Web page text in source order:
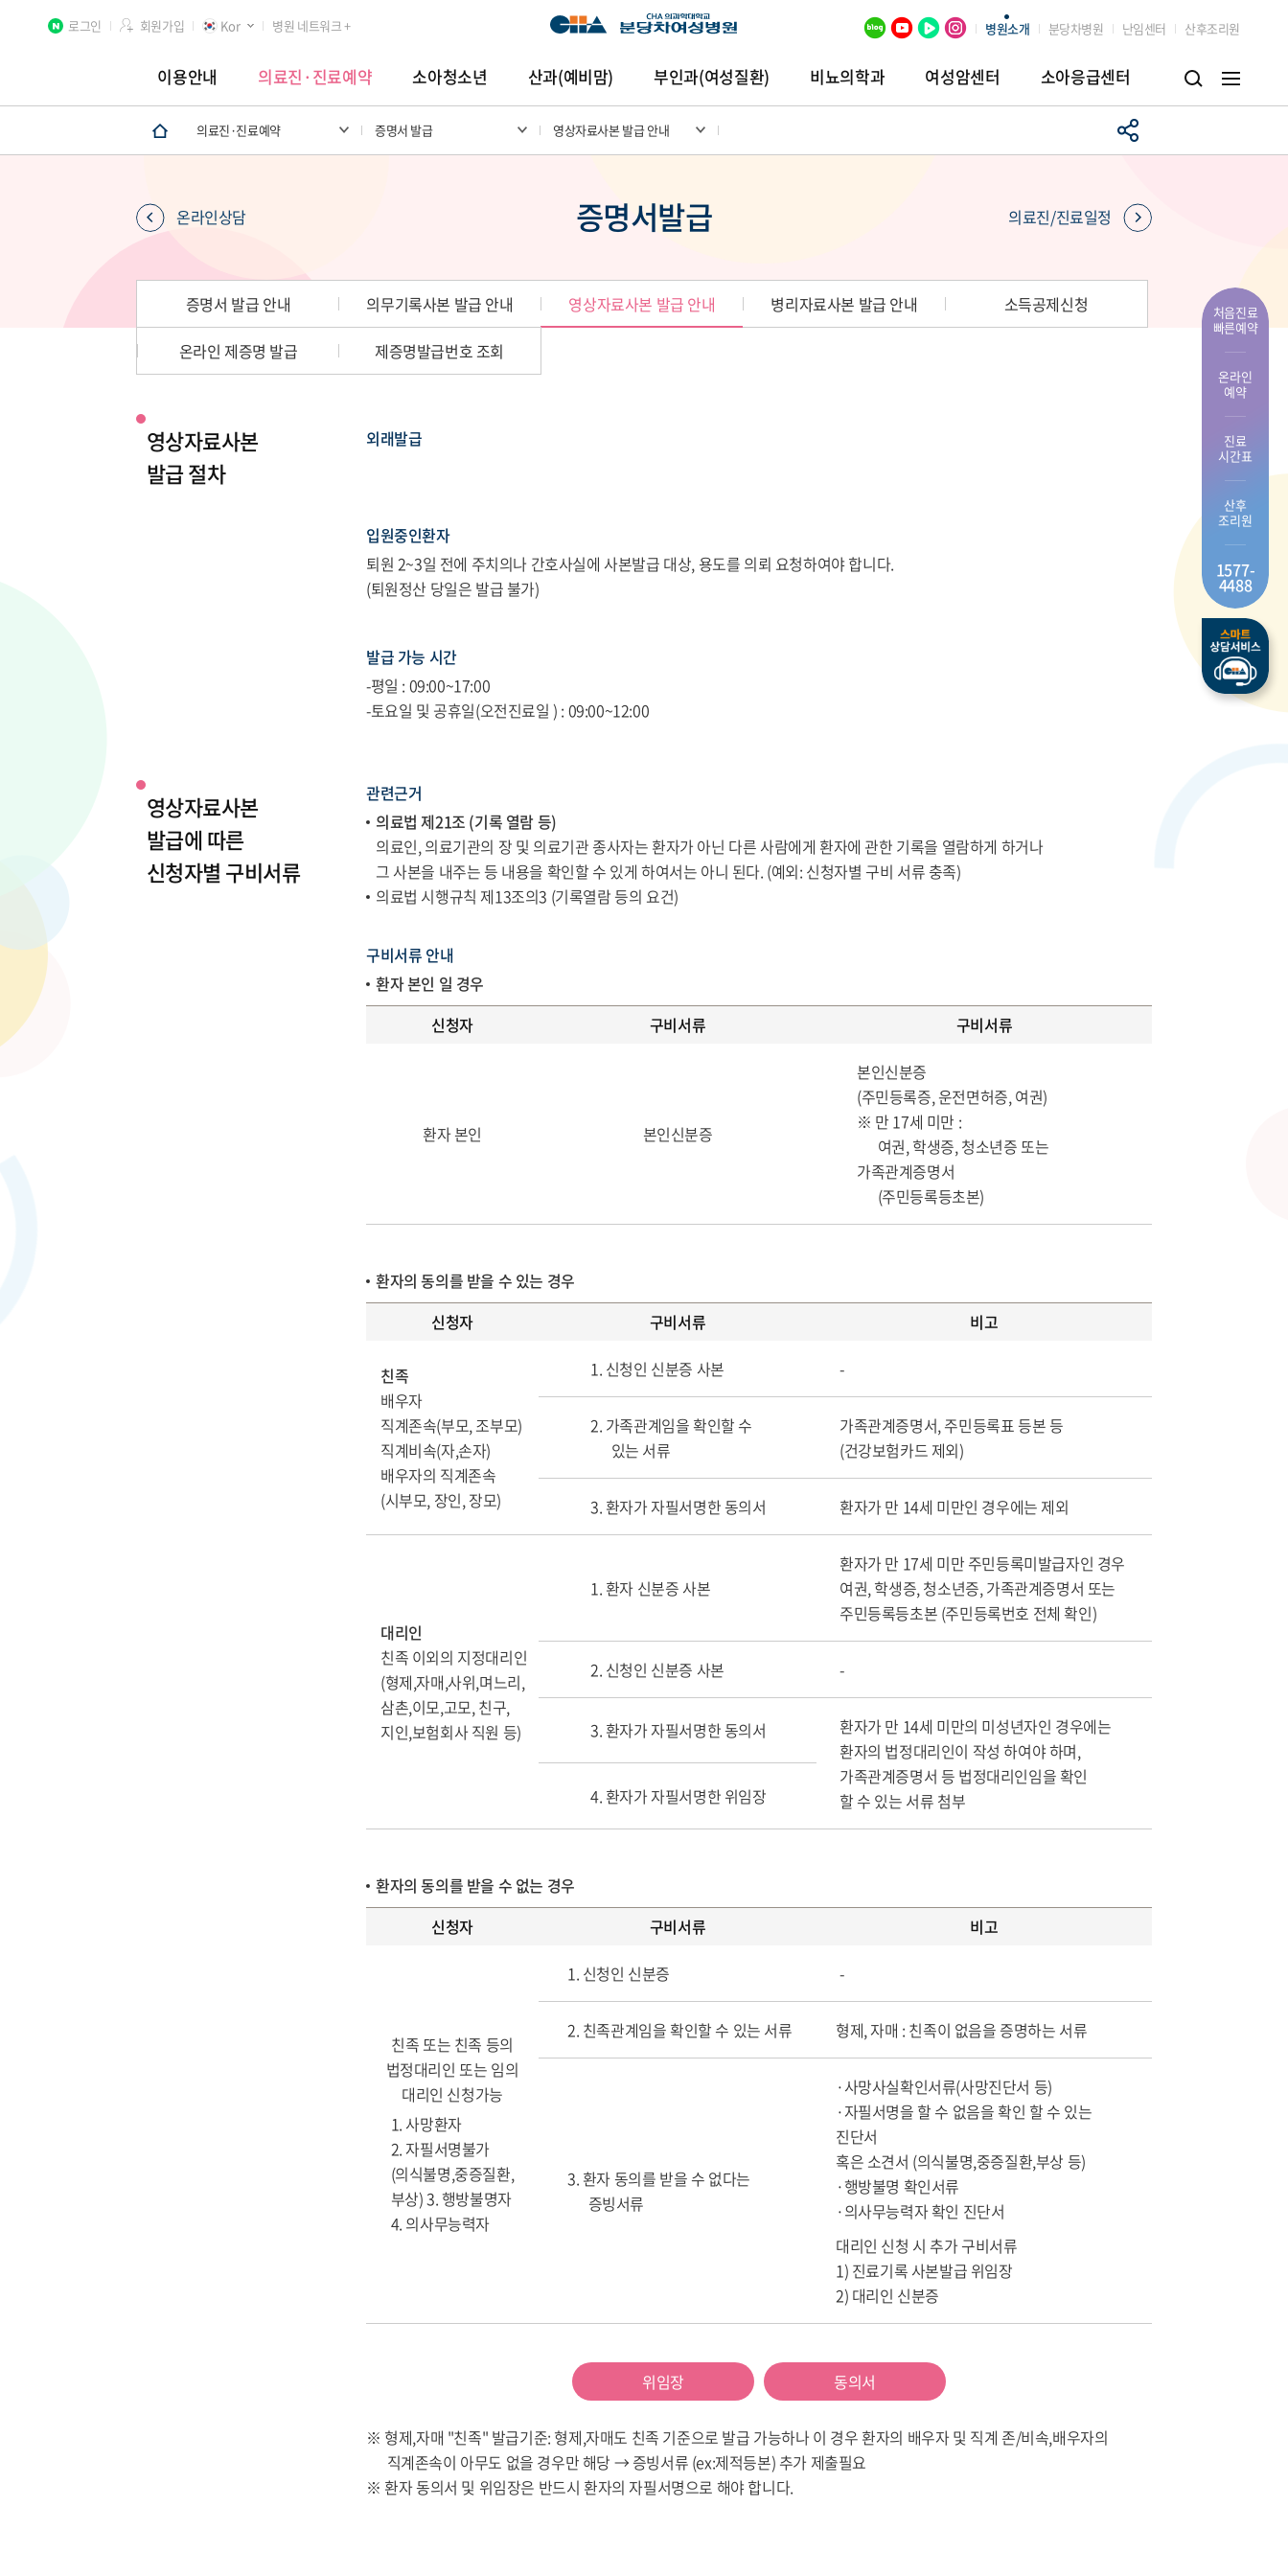
로그인 회원가입 Kor 병원 네트워크 + 병원소개 분당차병원 난임센터 산후조리원
이용안내 의료진·진료예약 소아청소년 산과(예비맘) 부인과(여성질환) 비뇨의학과 여성암센터 소아응급센터
처음진료
빠른예약
온라인
예약
진료
시간표
산후
조리원
1577-
4488
의료진·진료예약 증명서 발급 영상자료사본 발급 안내
온라인상담 증명서발급 의료진/진료일정
증명서 발급 안내 의무기록사본 발급 안내 영상자료사본 발급 안내 병리자료사본 발급 안내 소득공제신청
온라인 제증명 발급 제증명발급번호 조회
영상자료사본
발급 절차
외래발급
입원중인환자
퇴원 2~3일 전에 주치의나 간호사실에 사본발급 대상, 용도를 의뢰 요청하여야 합니다.
(퇴원정산 당일은 발급 불가)
발급 가능 시간
-평일 : 09:00~17:00
-토요일 및 공휴일(오전진료일 ) : 09:00~12:00
영상자료사본
발급에 따른
신청자별 구비서류
관련근거
의료법 제21조 (기록 열람 등)
의료인, 의료기관의 장 및 의료기관 종사자는 환자가 아닌 다른 사람에게 환자에 관한 기록을 열람하게 하거나
그 사본을 내주는 등 내용을 확인할 수 있게 하여서는 아니 된다. (예외: 신청자별 구비 서류 충족)
의료법 시행규칙 제13조의3 (기록열람 등의 요건)
구비서류 안내
환자 본인 일 경우
신청자
구비서류 구비서류
환자 본인 본인신분증
본인신분증
(주민등록증, 운전면허증, 여권)
※ 만 17세 미만 :
여권, 학생증, 청소년증 또는
가족관계증명서
(주민등록등초본)
환자의 동의를 받을 수 있는 경우
신청자
구비서류 비고
친족
배우자
직계존속(부모, 조부모)
직계비속(자,손자)
배우자의 직계존속
(시부모, 장인, 장모)
1. 신청인 신분증 사본 -
2. 가족관계임을 확인할 수
있는 서류
가족관계증명서, 주민등록표 등본 등
(건강보험카드 제외)
3. 환자가 자필서명한 동의서 환자가 만 14세 미만인 경우에는 제외
대리인
친족 이외의 지정대리인
(형제,자매,사위,며느리,
삼촌,이모,고모, 친구,
지인,보험회사 직원 등)
1. 환자 신분증 사본
환자가 만 17세 미만 주민등록미발급자인 경우
여권, 학생증, 청소년증, 가족관계증명서 또는
주민등록등초본 (주민등록번호 전체 확인)
2. 신청인 신분증 사본 -
3. 환자가 자필서명한 동의서
환자가 만 14세 미만의 미성년자인 경우에는
환자의 법정대리인이 작성 하여야 하며,
가족관계증명서 등 법정대리인임을 확인
할 수 있는 서류 첨부
4. 환자가 자필서명한 위임장
환자의 동의를 받을 수 없는 경우
신청자
구비서류 비고
친족 또는 친족 등의
법정대리인 또는 임의
대리인 신청가능
1. 사망환자
2. 자필서명불가
(의식불명,중증질환,
부상) 3. 행방불명자
4. 의사무능력자
1. 신청인 신분증 -
2. 친족관계임을 확인할 수 있는 서류 형제, 자매 : 친족이 없음을 증명하는 서류
3. 환자 동의를 받을 수 없다는
증빙서류
·사망사실확인서류(사망진단서 등)
·자필서명을 할 수 없음을 확인 할 수 있는
진단서
혹은 소견서 (의식불명,중증질환,부상 등)
·행방불명 확인서류
·의사무능력자 확인 진단서
대리인 신청 시 추가 구비서류
1) 진료기록 사본발급 위임장
2) 대리인 신분증
위임장 동의서
※ 형제,자매 "친족" 발급기준: 형제,자매도 친족 기준으로 발급 가능하나 이 경우 환자의 배우자 및 직계 존/비속,배우자의
직계존속이 아무도 없을 경우만 해당 → 증빙서류 (ex:제적등본) 추가 제출필요
※ 환자 동의서 및 위임장은 반드시 환자의 자필서명으로 해야 합니다.